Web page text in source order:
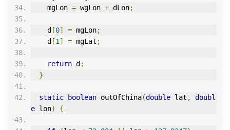
    mgLon
= wgLon + dLon;
    d
[0] = mgLon;
    d
[1 ] = mgLat ;
return d ;
}
static boolean outOfChina(double lat ,
doubl
e lon) {